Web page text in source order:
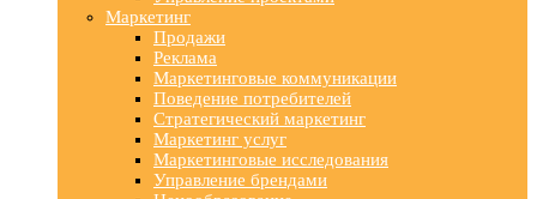
Маркетинг
Продажи
Реклама
Маркетинговые коммуникации
Поведение потребителей
Стратегический маркетинг
Маркетинг услуг
Маркетинговые исследования
Управление брендами